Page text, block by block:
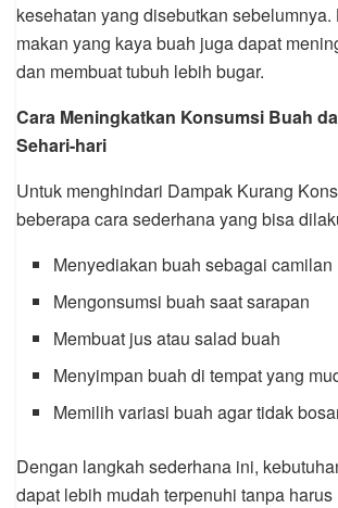
kesehatan yang disebutkan
makan yang kaya buah juga dapat
dan membuat tubuh lebih bugar.
Cara Meningkatkan Konsumsi Buah
Sehari-hari
Untuk menghindari Dampak Kurang
beberapa cara sederhana yang bisa
Menyediakan buah sebagai camilan
Mengonsumsi buah saat sarapan
Membuat jus atau salad buah
Menyimpan buah di tempat yang
Memilih variasi buah agar tidak
Dengan langkah sederhana ini,
dapat lebih mudah terpenuhi tanpa